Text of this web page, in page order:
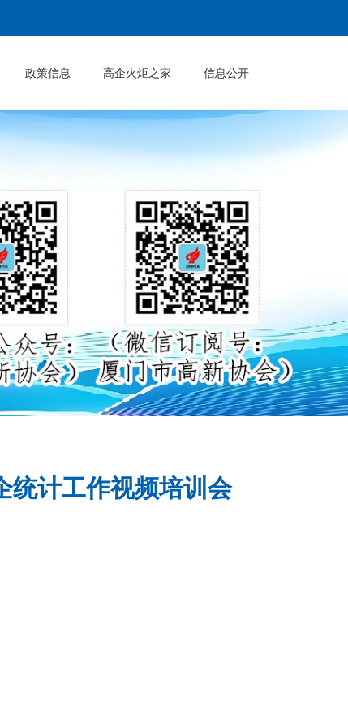
政策信息 高企火炬之家 信息公开
统计工作视频培训会